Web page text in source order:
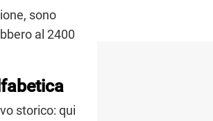
sono
al 2400
storico: qui